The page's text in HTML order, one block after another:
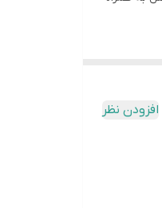
افزودن نظر